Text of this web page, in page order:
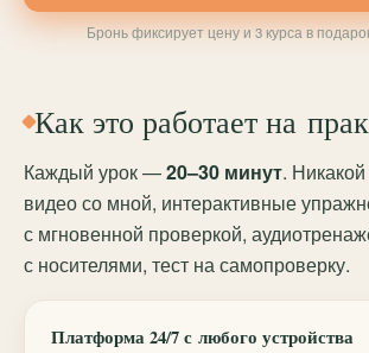
Бронь фиксирует цену и 3 курса в
Как это работает на
Каждый урок —20–30 минут.
видео со мной, интерактивные
с мгновенной проверкой,
с носителями, тест на самопроверку.
Платформа 24/7 с любого устройства